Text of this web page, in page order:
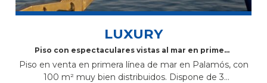
LUXURY
Piso con espectaculares vistas al mar en primera
Piso en venta en primera línea de mar en Palamós, con
100 m² muy bien distribuidos. Dispone de 3